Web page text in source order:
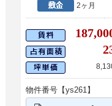
2ヶ月
物件番号【ys261】